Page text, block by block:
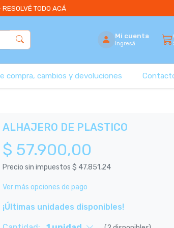
TODO ACÁ
Mi cuenta
Ingresá
compra, cambios y devoluciones
ALHAJERO DE PLASTICO
$ 57.900,00
Precio sin impuestos$ 47.851,24
Ver más opciones de pago
¡Últimas unidades disponibles!